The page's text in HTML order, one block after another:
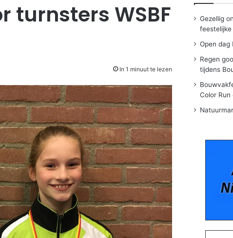
turnsters WSBF
In 1 minuut te lezen
Gezellig
feestelijke
Open dag
Regen
tijdens
Color